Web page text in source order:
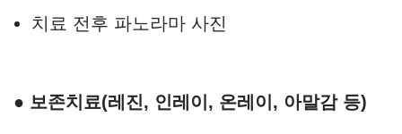
치료 전후 파노라마 사진
● 보존치료(레진, 인레이, 온레이, 아말감 등)